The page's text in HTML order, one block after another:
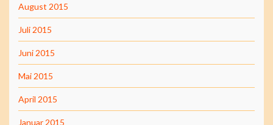
August 2015
Juli 2015
Juni 2015
Mai 2015
April 2015
Januar 2015